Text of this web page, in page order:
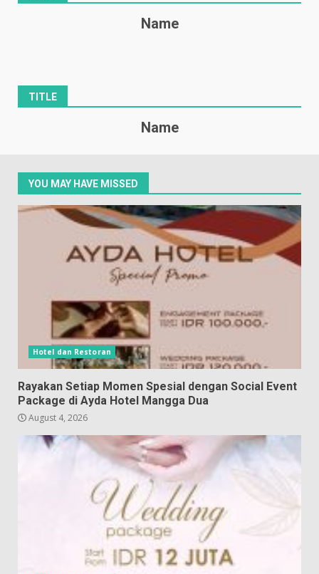
Name
TITLE
Name
YOU MAY HAVE MISSED
Hotel dan Restoran
Rayakan Setiap Momen Spesial dengan Social Event
Package di Ayda Hotel Mangga Dua
August 4, 2026